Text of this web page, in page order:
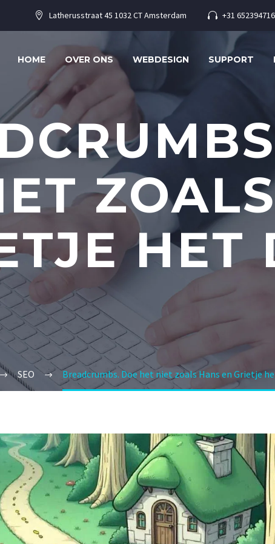

 Latherusstraat 45 1032 CT Amsterdam 
 +31 652394716
HOME OVER ONS WEBDESIGN SUPPORT
HET
SEO Breadcrumbs. Doe het niet zoals Hans en Grietje